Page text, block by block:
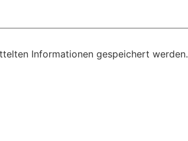
Informationen gespeichert werden.